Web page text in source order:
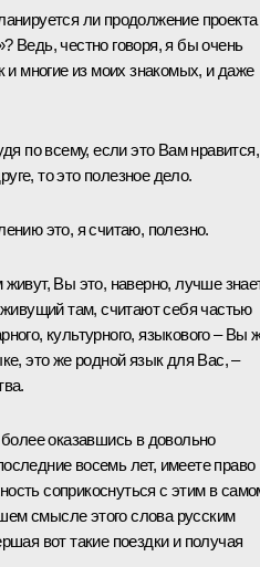
ли продолжение проекта
Ведь, честно говоря, я бы очень
и многие из моих знакомых, и даже
по всему, если это Вам нравится,
то это полезное дело.
это, я считаю, полезно.
Вы это, наверно, лучше
там, считают себя частью
культурного, языкового ‒ Вы
это же родной язык для Вас, ‒
оказавшись в довольно
восемь лет, имеете право
соприкоснуться с этим в
смысле этого слова русским
вот такие поездки и получая